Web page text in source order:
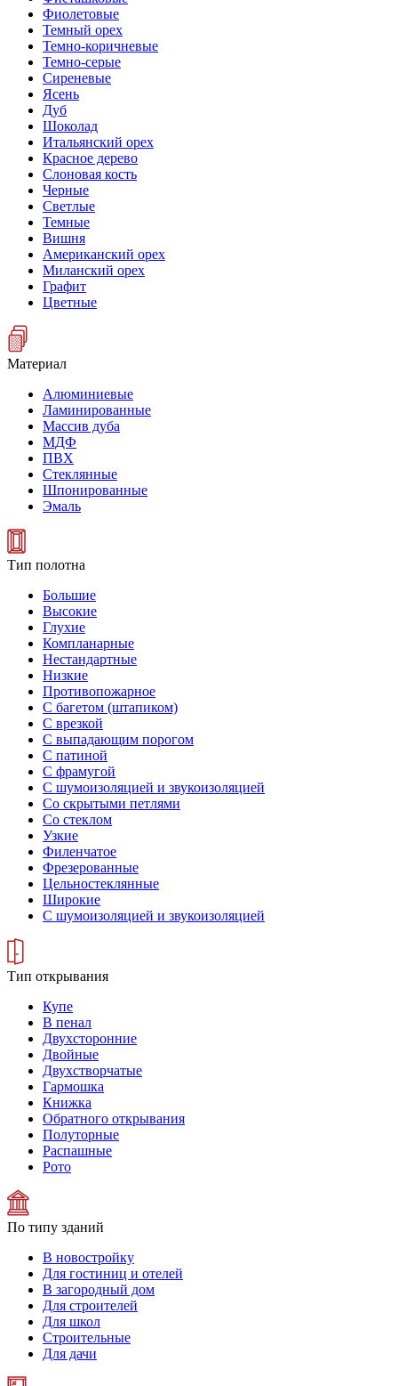
Фиолетовые
Темный орех
Темно-коричневые
Темно-серые
Сиреневые
Ясень
Дуб
Шоколад
Итальянский орех
Красное дерево
Слоновая кость
Черные
Светлые
Темные
Вишня
Американский орех
Миланский орех
Графит
Цветные
Материал
Алюминиевые
Ламинированные
Массив дуба
МДФ
ПВХ
Стеклянные
Шпонированные
Эмаль
Тип полотна
Большие
Высокие
Глухие
Компланарные
Нестандартные
Низкие
Противопожарное
С багетом (штапиком)
С врезкой
С выпадающим порогом
С патиной
С фрамугой
С шумоизоляцией и звукоизоляцией
Со скрытыми петлями
Со стеклом
Узкие
Филенчатое
Фрезерованные
Цельностеклянные
Широкие
С шумоизоляцией и звукоизоляцией
Тип открывания
Купе
В пенал
Двухсторонние
Двойные
Двухстворчатые
Гармошка
Книжка
Обратного открывания
Полуторные
Распашные
Рото
По типу зданий
В новостройку
Для гостиниц и отелей
В загородный дом
Для строителей
Для школ
Строительные
Для дачи